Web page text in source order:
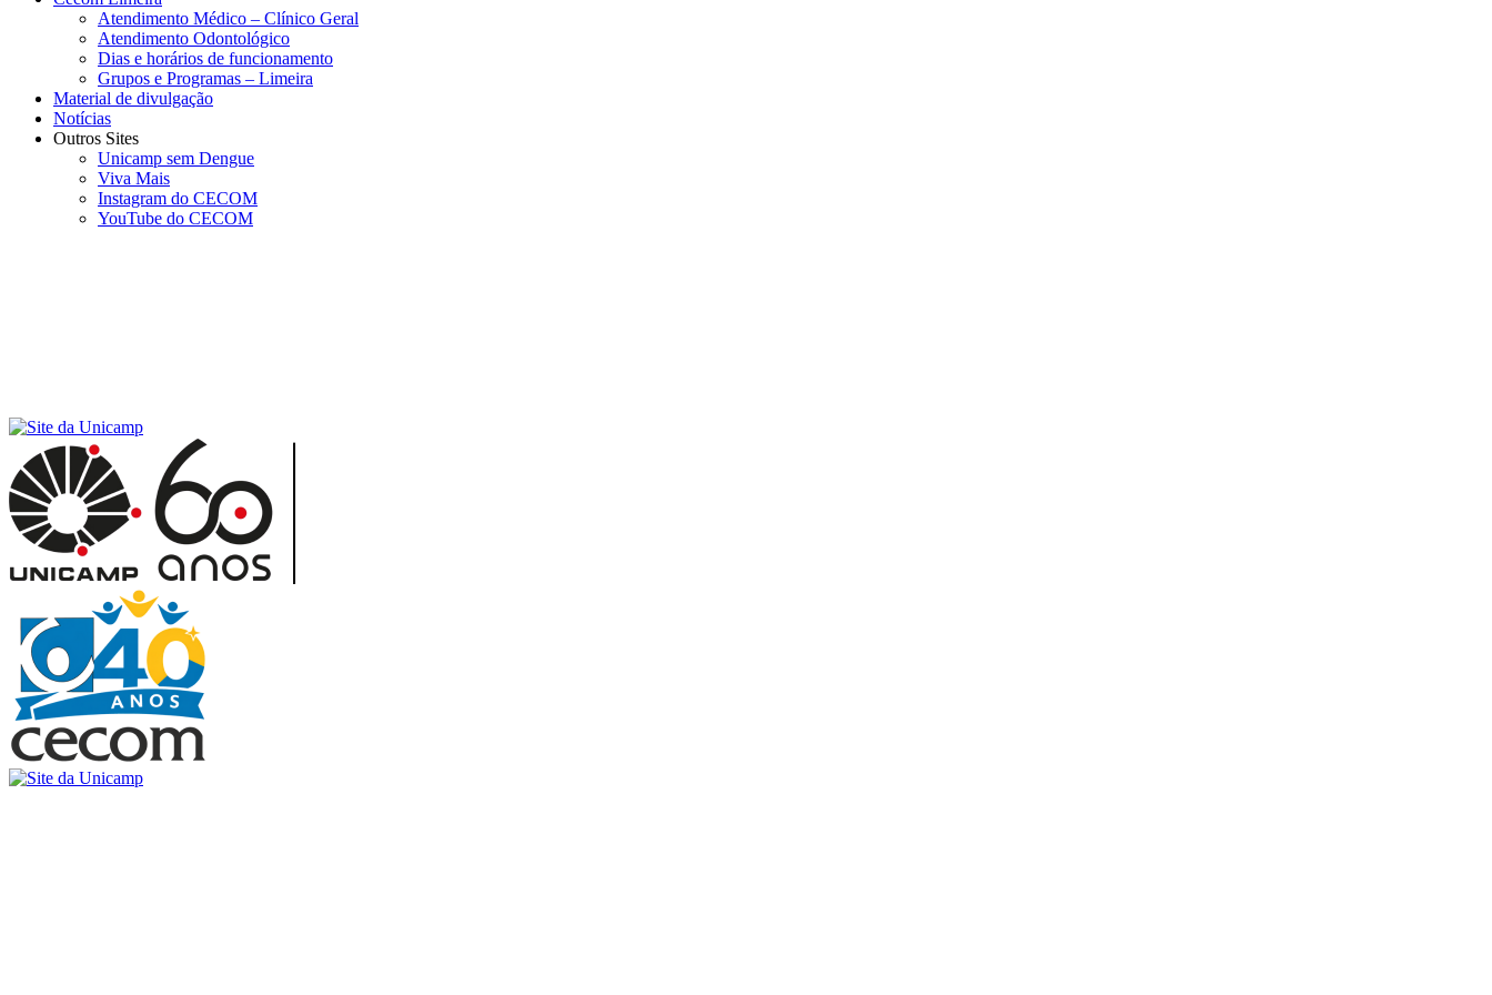
Atendimento Médico – Clínico Geral
Atendimento Odontológico
Dias e horários de funcionamento
Grupos e Programas – Limeira
Material de divulgação
Notícias
Outros Sites
Unicamp sem Dengue
Viva Mais
Instagram do CECOM
YouTube do CECOM